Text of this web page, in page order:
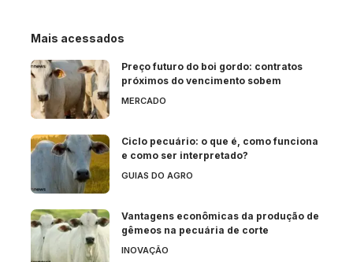
Mais acessados
Preço futuro do boi gordo: contratos
próximos do vencimento sobem
MERCADO
Ciclo pecuário: o que é, como funciona
e como ser interpretado?
GUIAS DO AGRO
Vantagens econômicas da produção de
gêmeos na pecuária de corte
INOVAÇÃO